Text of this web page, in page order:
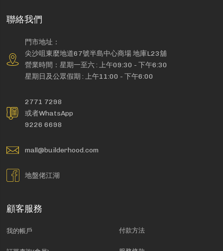
聯絡我們
門市地址：
尖沙咀東麼地道67號半島中心商場 地庫L23舖
營業時間：星期一至六 : 上午09:30 - 下午6:30
星期日及公眾假期 : 上午11:00 - 下午6:00
2771 7298
或者WhatsApp
9226 6698
mall@builderhood.com
地盤佬江湖
顧客服務
我的帳戶 付款方法